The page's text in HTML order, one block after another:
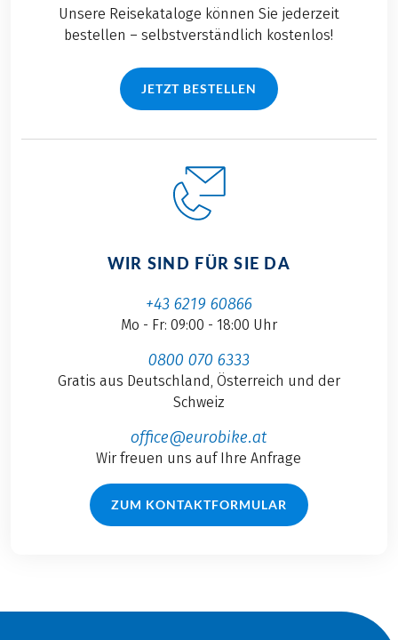
Unsere Reisekataloge können Sie jederzeit
bestellen – selbstverständlich kostenlos!
JETZT BESTELLEN
WIR SIND FÜR SIE DA
+43 6219 60866
Mo - Fr: 09:00 - 18:00 Uhr
0800 070 6333
Gratis aus Deutschland, Österreich und der
Schweiz
office@eurobike.at
Wir freuen uns auf Ihre Anfrage
ZUM KONTAKTFORMULAR